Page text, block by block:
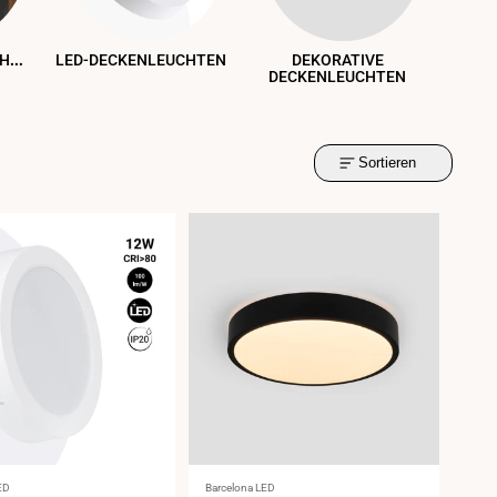
A
UßENDECKENLEUCHTEN LED-DECKENLEUCHTEN
DEKORATIVE
DECKENLEUCHTEN
Sortieren
Anbieter:
Barcelona LED